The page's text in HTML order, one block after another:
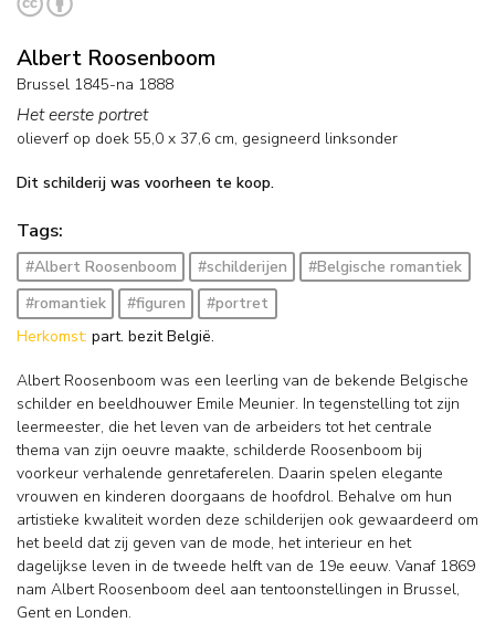
Albert Roosenboom
Brussel 1845-na 1888
Het eerste portret
olieverf op doek 55,0 x 37,6 cm, gesigneerd linksonder
Dit schilderij was voorheen te koop.
Tags:
#Albert Roosenboom #schilderijen
#Belgische romantiek
#romantiek
#figuren
#portret
Herkomst: part. bezit België.
Albert Roosenboom was een leerling van de bekende Belgische
schilder en beeldhouwer Emile Meunier. In tegenstelling tot zijn
leermeester, die het leven van de arbeiders tot het centrale
thema van zijn oeuvre maakte, schilderde Roosenboom bij
voorkeur verhalende genretaferelen. Daarin spelen elegante
vrouwen en kinderen doorgaans de hoofdrol. Behalve om hun
artistieke kwaliteit worden deze schilderijen ook gewaardeerd om
het beeld dat zij geven van de mode, het interieur en het
dagelijkse leven in de tweede helft van de 19e eeuw. Vanaf 1869
nam Albert Roosenboom deel aan tentoonstellingen in Brussel,
Gent en Londen.